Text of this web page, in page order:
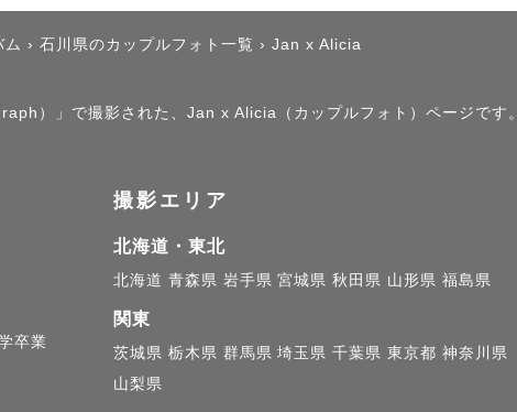
さい。
› 石川県のカップルフォト一覧 › Jan x Alicia
）」で撮影された、Jan x Alicia（カップルフォト）ページです。
卒業
撮影エリア
北海道・東北
北海道 青森県 岩手県 宮城県 秋田県 山形県 福島県
関東
茨城県 栃木県 群馬県 埼玉県 千葉県 東京都 神奈川県
山梨県